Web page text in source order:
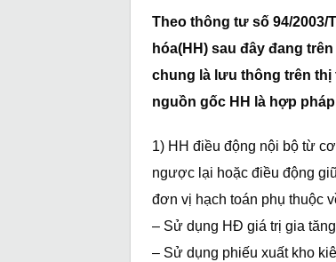
Theo thông tư số 94/
hóa(HH) sau đây đang
chung là lưu thông trên
nguồn gốc HH là hợp
1) HH điều động nội bộ từ
ngược lại hoặc điều động
đơn vị hạch toán phụ thuộc
– Sử dụng HĐ giá trị gia
– Sử dụng phiếu xuất kho